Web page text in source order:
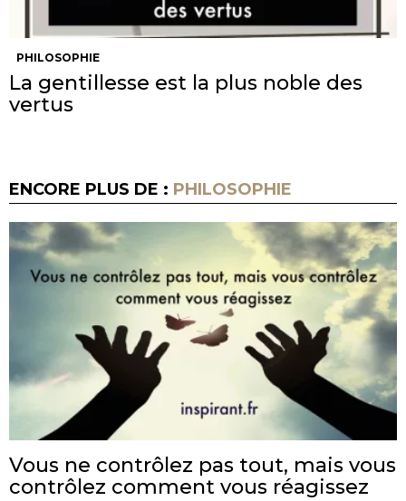
PHILOSOPHIE
La gentillesse est la plus noble des
vertus
ENCORE PLUS DE : PHILOSOPHIE
Vous ne contrôlez pas tout, mais vous
contrôlez comment vous réagissez